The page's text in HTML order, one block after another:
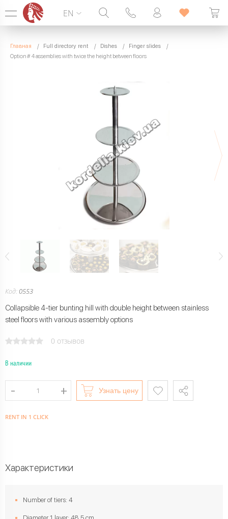
099 338 00 22
SEVEN DAYS A WEEK
EN
Главная Full directory rent Dishes
Finger slides
Option # 4 assemblies with twice the height between floors
Код: 0553
Collapsible 4-tier bunting hill with double height between stainless
steel floors with various assembly options
0 отзывов
В наличии
Узнать цену
RENT IN 1 CLICK
Характеристики
Number of tiers: 4